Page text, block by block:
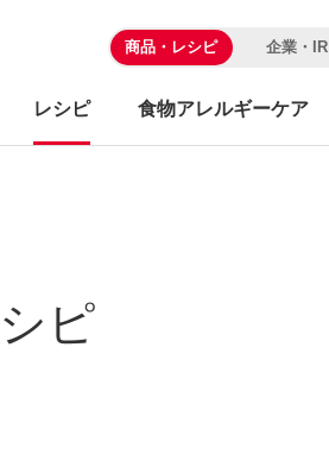
商品・レシピ 企業・IR
レシピ 食物アレルギーケア
ピ